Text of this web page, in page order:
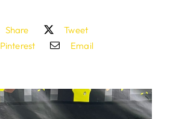
Share
Tweet
Pinterest
Email